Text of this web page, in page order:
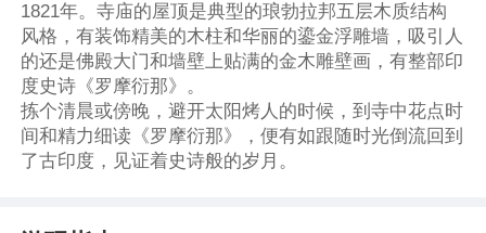
1821年。寺庙的屋顶是典型的琅勃拉邦五层木质结构
风格，有装饰精美的木柱和华丽的鎏金浮雕墙，吸引人
的还是佛殿大门和墙壁上贴满的金木雕壁画，有整部印
度史诗《罗摩衍那》。
拣个清晨或傍晚，避开太阳烤人的时候，到寺中花点时
间和精力细读《罗摩衍那》，便有如跟随时光倒流回到
了古印度，见证着史诗般的岁月。